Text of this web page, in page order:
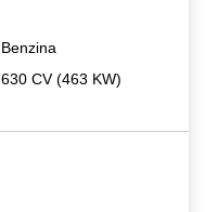
Benzina
630 CV (463 KW)